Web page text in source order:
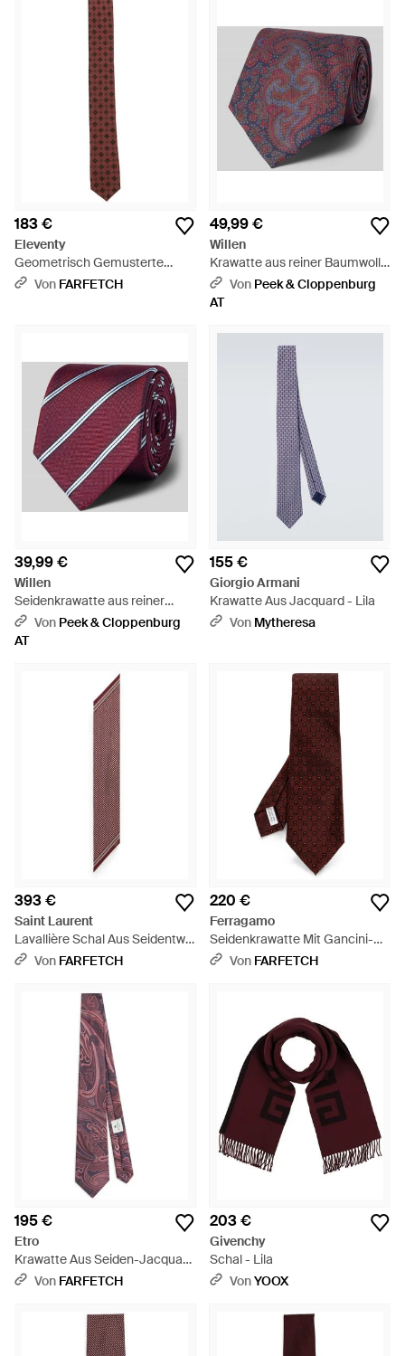
183 €
Eleventy
Geometrisch Gemusterte
Seidenkrawatte - Lila
Von FARFETCH
49,99 €
Willen
Krawatte aus reiner Baumwolle
(8 cm) - Lila
Von Peek & Cloppenburg
AT
39,99 €
Willen
Seidenkrawatte aus reiner
Seide (7,5 cm) - Lila
Von Peek & Cloppenburg
AT
155 €
Giorgio Armani
Krawatte Aus Jacquard - Lila
Von Mytheresa
393 €
Saint Laurent
Lavallière Schal Aus Seidentwill
- LilaVon FARFETCH
220 €
Ferragamo
Seidenkrawatte Mit Gancini-
Jacquardmuster - Lila
Von FARFETCH
195 €
Etro
Krawatte Aus Seiden-Jacquard
Mit Paisley-Motiv - Lila
Von FARFETCH
203 €
Givenchy
Schal - Lila
VonYOOX